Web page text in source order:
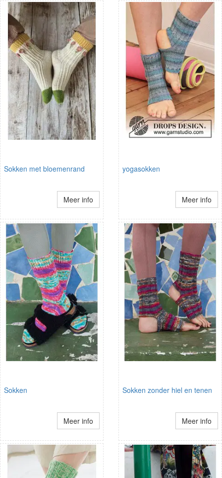
Sokken met bloemenrand
Meer info
yogasokken
Meer info
Sokken
Meer info
Sokken zonder hiel en tenen
Meer info